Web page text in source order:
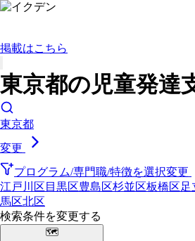
掲載はこちら
東京都の児童発達
東京都
変更
プログラム/専門職/特徴を選択変更
江戸川区 目黒区豊島区杉並区板橋区足
馬区北区
検索条件を変更する
🗺